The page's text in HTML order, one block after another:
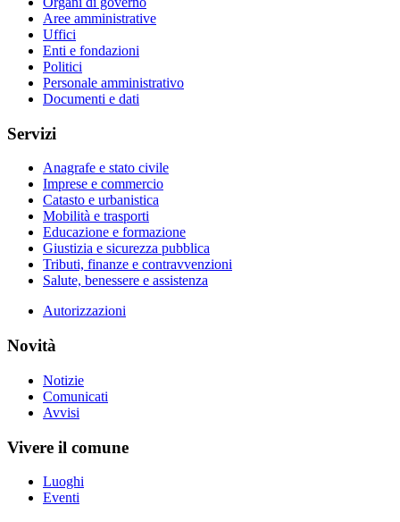
Aree amministrative
Uffici
Enti e fondazioni
Politici
Personale amministrativo
Documenti e dati
Servizi
Anagrafe e stato civile
Imprese e commercio
Catasto e urbanistica
Mobilità e trasporti
Educazione e formazione
Giustizia e sicurezza pubblica
Tributi, finanze e contravvenzioni
Salute, benessere e assistenza
Autorizzazioni
Novità
Notizie
Comunicati
Avvisi
Vivere il comune
Luoghi
Eventi